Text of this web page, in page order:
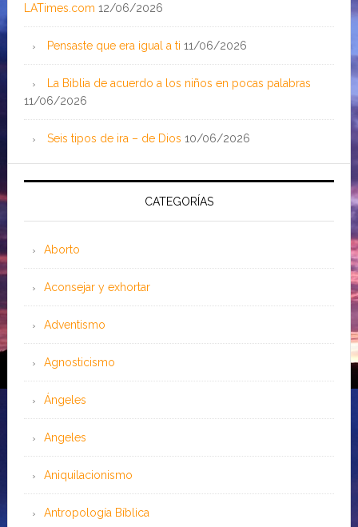
LATimes.com 12/06/2026
Pensaste que era igual a ti 11/06/2026
La Biblia de acuerdo a los niños en pocas palabras
11/06/2026
Seis tipos de ira – de Dios 10/06/2026
CATEGORÍAS
Aborto
Aconsejar y exhortar
Adventismo
Agnosticismo
Ángeles
Angeles
Aniquilacionismo
Antropología Bíblica